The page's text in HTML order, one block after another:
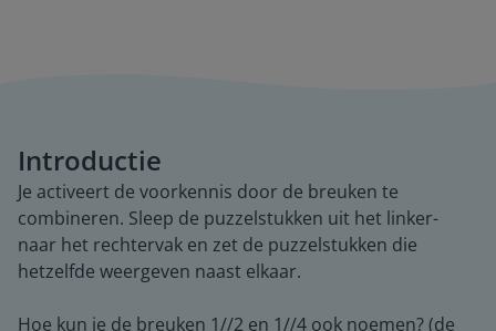
Introductie
Je activeert de voorkennis door de breuken te
combineren. Sleep de puzzelstukken uit het linker-
naar het rechtervak en zet de puzzelstukken die
hetzelfde weergeven naast elkaar.
Hoe kun je de breuken 1//2 en 1//4 ook noemen? (de